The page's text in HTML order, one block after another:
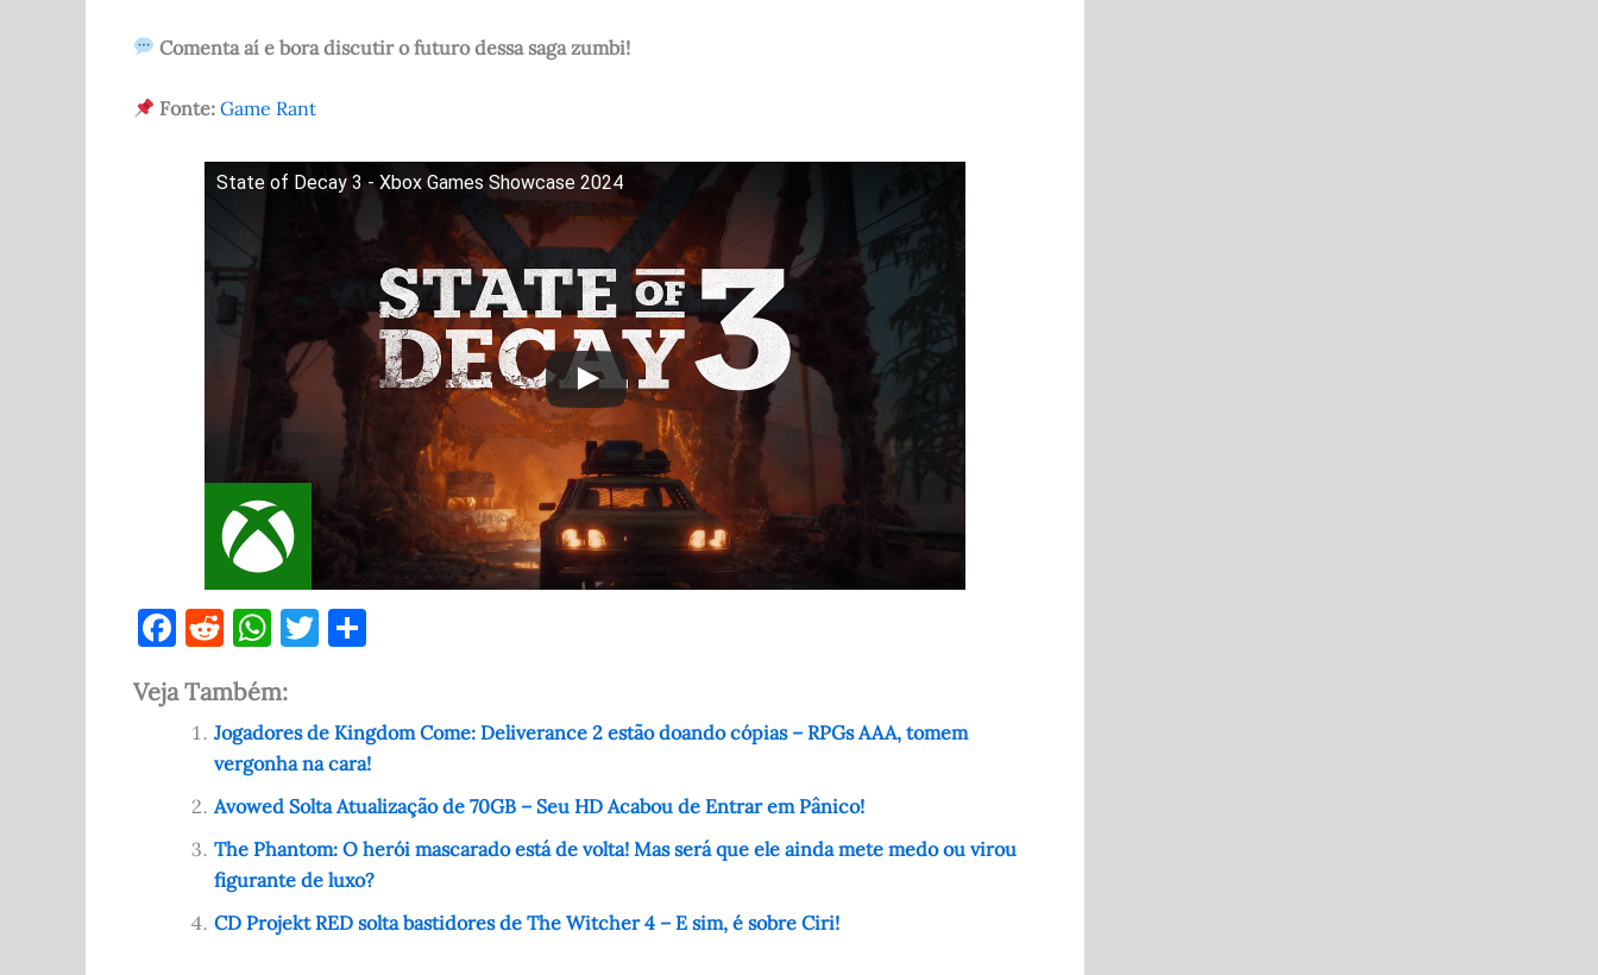
Comenta aí e bora discutir o futuro dessa saga zumbi!
Fonte: Game Rant
State of Decay 3 - Xbox Games Showcase 2024
F
c
e
o
o
R
d
di
t
W
at
s
A
p
p
T
te
r
e
Veja Também:
Jogadores de Kingdom Come: Deliverance 2 estão doando cópias – RPGs AAA, tomem
vergonha na cara!
Avowed Solta Atualização de 70GB – Seu HD Acabou de Entrar em Pânico!
The Phantom: O herói mascarado está de volta! Mas será que ele ainda mete medo ou virou
figurante de luxo?
CD Projekt RED solta bastidores de The Witcher 4 – E sim, é sobre Ciri!